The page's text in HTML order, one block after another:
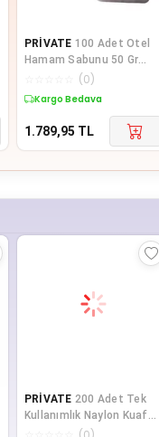
PRİVATE 100 Adet Otel
Hamam Sabunu 50 Gr
Buklet Tipi Sargısız
Beyaz Dikdö
(0)
Kargo Bedava
1.789,95 TL
PRİVATE 200 Adet Tek
Kullanımlık Naylon Kuaför
Önlüğü Kullan At 100x150